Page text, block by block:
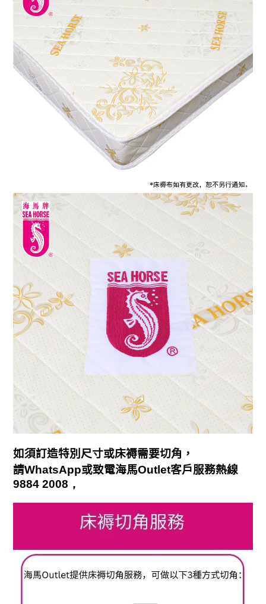
如須訂造特別尺寸或床褥需要切角，
請WhatsApp或致電海馬Outlet客戶服務熱線
9884 2008 ，